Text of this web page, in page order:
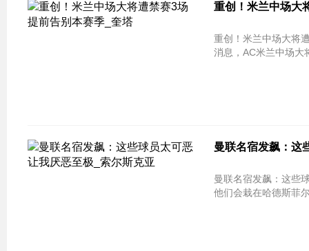
重创！米兰中场大
重创！米兰中场大将遭禁赛3场 提前告
消息，AC米兰中场大
曼联名宿发飙：这
曼联名宿发飙：这些球员太可恶
他们会栽在哈德斯菲